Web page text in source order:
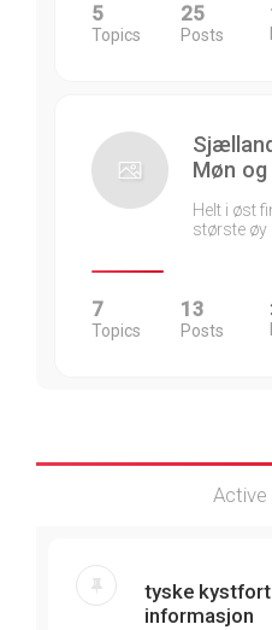
5
Topics
25
Posts
Møn
Helt i øst
største øy
7
Topics
13
Posts
tyske
informasjon